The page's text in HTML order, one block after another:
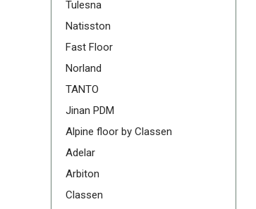
Tulesna
Natisston
Fast Floor
Norland
TANTO
Jinan PDM
Alpine floor by Classen
Adelar
Arbiton
Classen